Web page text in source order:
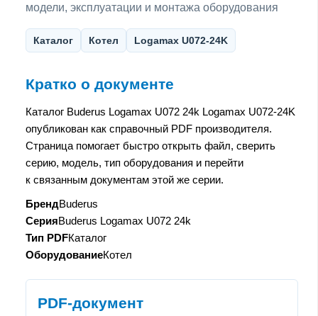
модели, эксплуатации и монтажа оборудования
Каталог Котел Logamax U072-24K
Кратко о документе
Каталог Buderus Logamax U072 24k Logamax U072-24K
опубликован как справочный PDF производителя.
Страница помогает быстро открыть файл, сверить
серию, модель, тип оборудования и перейти
к связанным документам этой же серии.
БрендBuderus
СерияBuderus Logamax U072 24k
Тип PDFКаталог
ОборудованиеКотел
PDF-документ